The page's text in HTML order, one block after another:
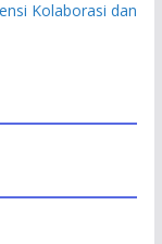
Kolaborasi dan